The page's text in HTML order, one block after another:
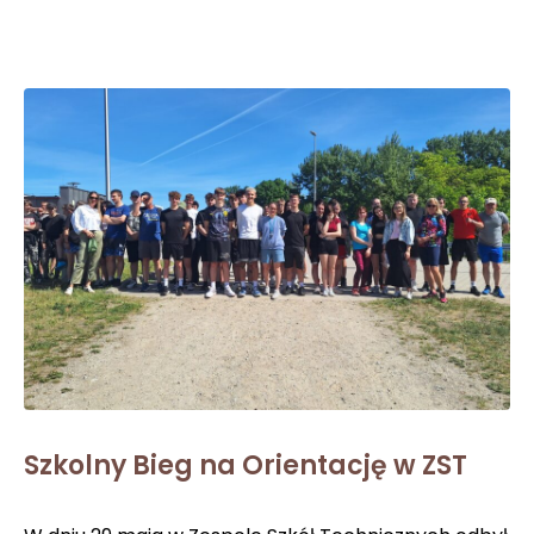
Szkolny Bieg na Orientację w ZST